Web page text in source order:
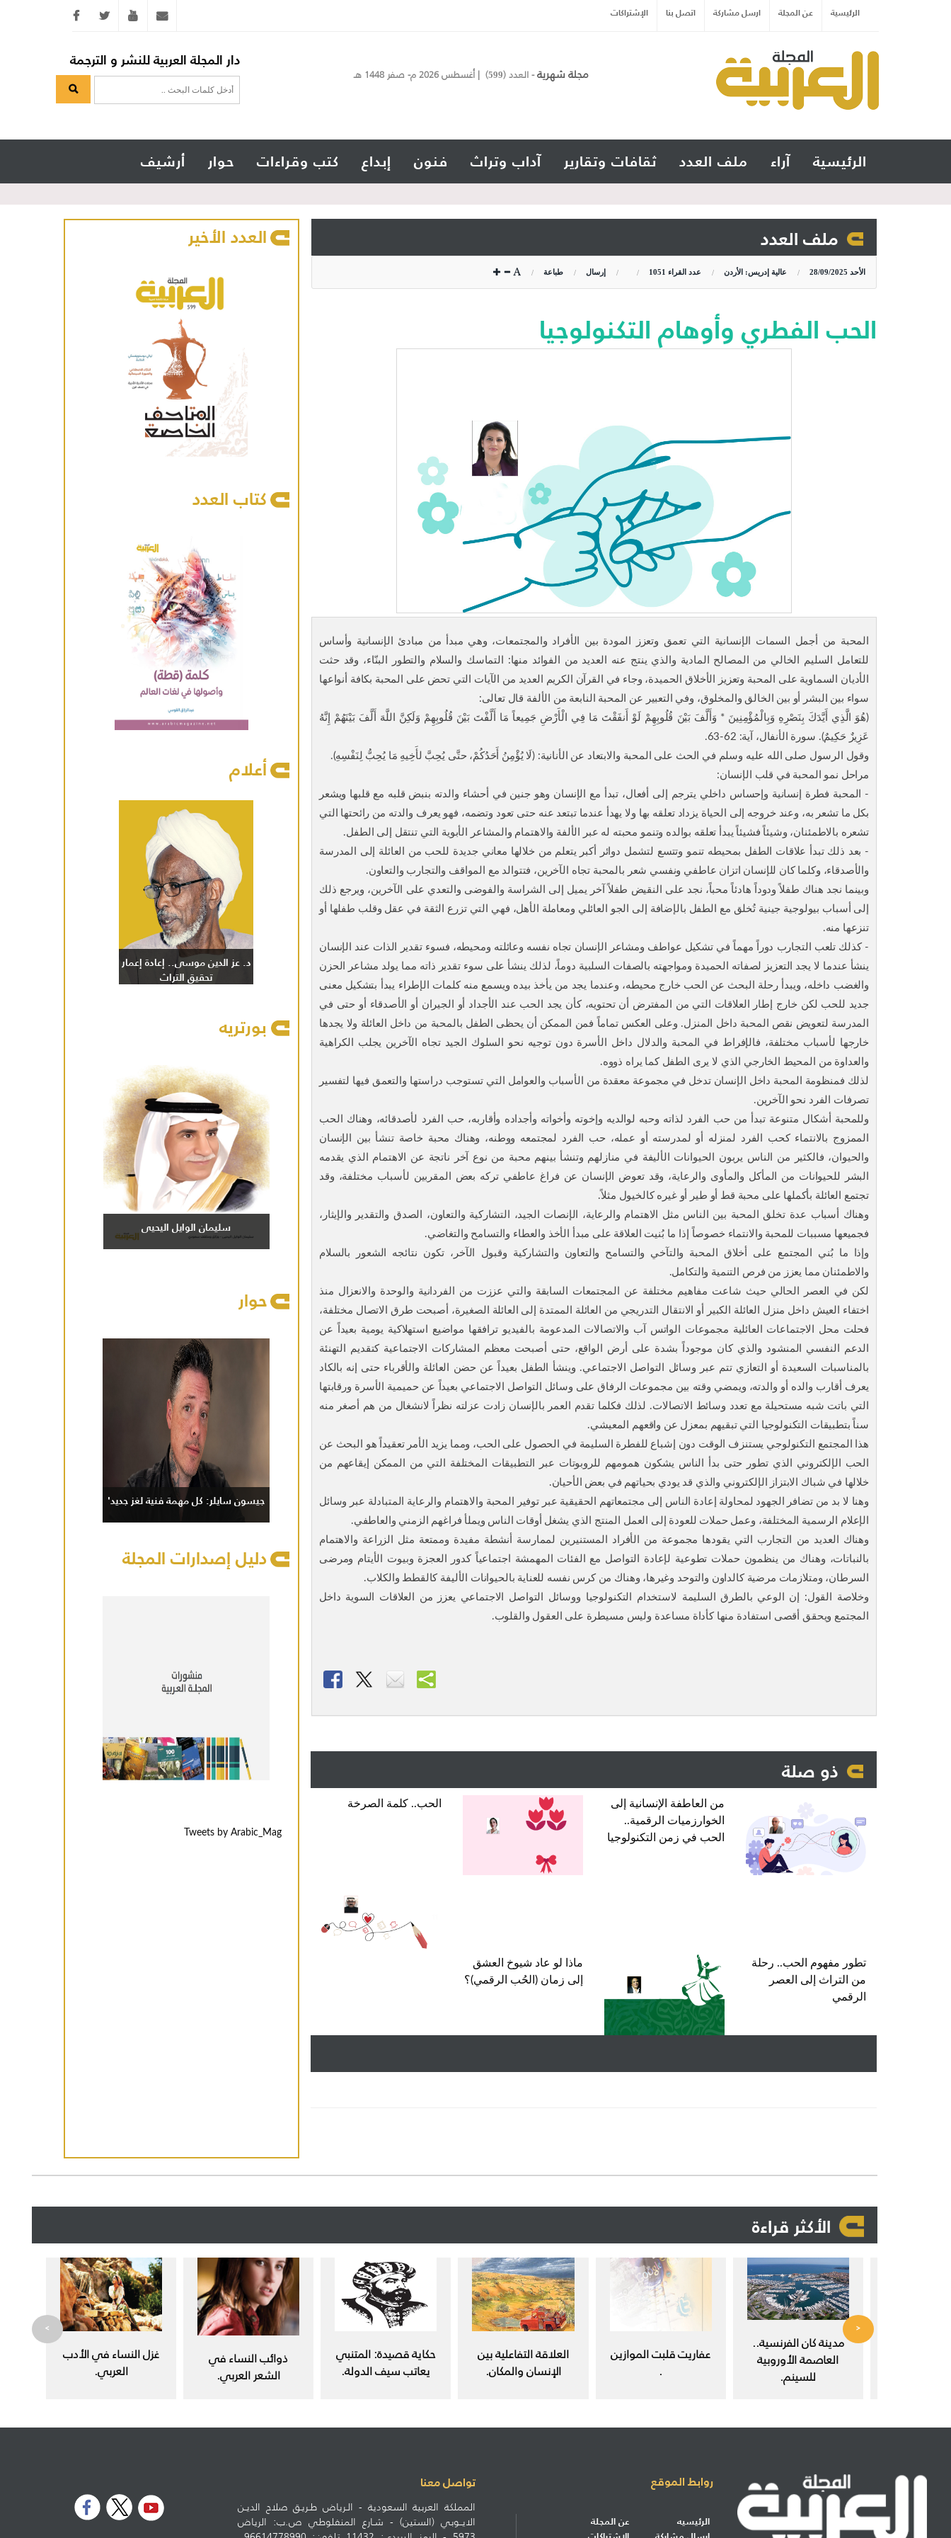
الرئيسية عن المجلة ارسل مشاركة اتصل بنا الإشتراكات
مجلة شهرية- العدد (599) | أغسطس 2026 م- صفر 1448 هـ
دار المجلة العربية للنشر و الترجمة
الرئيسية آراء ملف العدد ثقافات وتقارير آداب وتراث فنون إبداع كتب وقراءات حوار أرشيف
ملف العدد
الأحد 28/09/2025 عالية إدريس: الأردن عدد القراء 1051 إرسال طباعة
الحب الفطري وأوهام التكنولوجيا
المحبة من أجمل السمات الإنسانية التي تعمق وتعزز المودة بين الأفراد والمجتمعات، وهي مبدأ من مبادئ الإنسانية وأساس
للتعامل السليم الخالي من المصالح المادية والذي ينتج عنه العديد من الفوائد منها: التماسك والسلام والتطور البنّاء، وقد حثت
الأديان السماوية على المحبة وتعزيز الأخلاق الحميدة، وجاء في القرآن الكريم العديد من الآيات التي تحض على المحبة بكافة أنواعها
سواء بين البشر أو بين الخالق والمخلوق، وفي التعبير عن المحبة النابعة من الألفة قال تعالى:
(هُوَ الَّذِي أَيَّدَكَ بِنَصْرِهِ وَبِالْمُؤْمِنِينَ * وَأَلَّفَ بَيْنَ قُلُوبِهِمْ لَوْ أَنفَقْتَ مَا فِي الْأَرْضِ جَمِيعاً مَا أَلَّفْتَ بَيْنَ قُلُوبِهِمْ وَلَكِنَّ اللَّهَ أَلَّفَ بَيْنَهُمْ إِنَّهُ
عَزِيزٌ حَكِيمٌ). سورة الأنفال، آية: 62-63.
وقول الرسول صلى الله عليه وسلم في الحث على المحبة والابتعاد عن الأنانية: (لَا يُؤْمِنُ أَحَدُكُمْ، حتَّى يُحِبَّ لأَخِيهِ مَا يُحِبُّ لِنَفْسِهِ).
مراحل نمو المحبة في قلب الإنسان:
- المحبة فطرة إنسانية وإحساس داخلي يترجم إلى أفعال، تبدأ مع الإنسان وهو جنين في أحشاء والدته بنبض قلبه مع قلبها ويشعر
بكل ما تشعر به، وعند خروجه إلى الحياة يزداد تعلقه بها ولا يهدأ عندما تبتعد عنه حتى تعود وتضمه، فهو يعرف والدته من رائحتها التي
تشعره بالاطمئنان، وشيئاً فشيئاً يبدأ تعلقه بوالده وتنمو محبته له عبر الألفة والاهتمام والمشاعر الأبوية التي تنتقل إلى الطفل.
- بعد ذلك تبدأ علاقات الطفل بمحيطه تنمو وتتسع لتشمل دوائر أكبر يتعلم من خلالها معاني جديدة للحب من العائلة إلى المدرسة
والأصدقاء، وكلما كان للإنسان اتزان عاطفي ونفسي شعر بالمحبة تجاه الآخرين، فتتوالد مع المواقف والتجارب والتعاون.
وبينما نجد هناك طفلاً ودوداً هادئاً محباً، نجد على النقيض طفلاً آخر يميل إلى الشراسة والفوضى والتعدي على الآخرين، ويرجع ذلك
إلى أسباب بيولوجية جينية تُخلق مع الطفل بالإضافة إلى الجو العائلي ومعاملة الأهل، فهي التي تزرع الثقة في عقل وقلب طفلها أو
تنزعها منه.
- كذلك تلعب التجارب دوراً مهماً في تشكيل عواطف ومشاعر الإنسان تجاه نفسه وعائلته ومحيطه، فسوء تقدير الذات عند الإنسان
ينشأ عندما لا يجد التعزيز لصفاته الحميدة ومواجهته بالصفات السلبية دوماً، لذلك ينشأ على سوء تقدير ذاته مما يولد مشاعر الحزن
والغضب داخله، ويبدأ رحلة البحث عن الحب خارج محيطه، وعندما يجد من يأخذ بيده ويسمع منه كلمات الإطراء يبدأ بتشكيل معنى
جديد للحب لكن خارج إطار العلاقات التي من المفترض أن تحتويه، كأن يجد الحب عند الأجداد أو الجيران أو الأصدقاء أو حتى في
المدرسة لتعويض نقص المحبة داخل المنزل. وعلى العكس تماماً فمن الممكن أن يحظى الطفل بالمحبة من داخل العائلة ولا يجدها
خارجها لأسباب مختلفة، فالإفراط في المحبة والدلال داخل الأسرة دون توجيه نحو السلوك الجيد تجاه الآخرين يجلب الكراهية
والعداوة من المحيط الخارجي الذي لا يرى الطفل كما يراه ذووه.
لذلك فمنظومة المحبة داخل الإنسان تدخل في مجموعة معقدة من الأسباب والعوامل التي تستوجب دراستها والتعمق فيها لتفسير
تصرفات الفرد نحو الآخرين.
وللمحبة أشكال متنوعة تبدأ من حب الفرد لذاته وحبه لوالديه وإخوته وأخواته وأجداده وأقاربه، حب الفرد لأصدقائه، وهناك الحب
الممزوج بالانتماء كحب الفرد لمنزله أو لمدرسته أو عمله، حب الفرد لمجتمعه ووطنه، وهناك محبة خاصة تنشأ بين الإنسان
والحيوان، فالكثير من الناس يربون الحيوانات الأليفة في منازلهم وتنشأ بينهم محبة من نوع آخر ناتجة عن الاهتمام الذي يقدمه
البشر للحيوانات من المأكل والمأوى والرعاية، وقد تعوض الإنسان عن فراغ عاطفي تركه بعض المقربين لأسباب مختلفة، وقد
تجتمع العائلة بأكملها على محبة قط أو طير أو غيره كالخيول مثلاً.
وهناك أسباب عدة تخلق المحبة بين الناس مثل الاهتمام والرعاية، الإنصات الجيد، التشاركية والتعاون، الصدق والتقدير والإيثار،
فجميعها مسببات للمحبة والانتماء خصوصاً إذا ما بُنيت العلاقة على مبدأ الأخذ والعطاء والتسامح والتغاضي.
وإذا ما بُني المجتمع على أخلاق المحبة والتآخي والتسامح والتعاون والتشاركية وقبول الآخر، تكون نتائجه الشعور بالسلام
والاطمئنان مما يعزز من فرص التنمية والتكامل.
لكن في العصر الحالي حيث شاعت مفاهيم مختلفة عن المجتمعات السابقة والتي عززت من الفردانية والوحدة والانعزال منذ
اختفاء العيش داخل منزل العائلة الكبير أو الانتقال التدريجي من العائلة الممتدة إلى العائلة الصغيرة، أصبحت طرق الاتصال مختلفة،
فحلت محل الاجتماعات العائلية مجموعات الواتس آب والاتصالات المدعومة بالفيديو ترافقها مواضيع استهلاكية يومية بعيداً عن
الدعم النفسي المنشود والذي كان موجوداً بشدة على أرض الواقع، حتى أصبحت معظم المشاركات الاجتماعية كتقديم التهنئة
بالمناسبات السعيدة أو التعازي تتم عبر وسائل التواصل الاجتماعي. وينشأ الطفل بعيداً عن حضن العائلة والأقرباء حتى إنه بالكاد
يعرف أقارب والده أو والدته، ويمضي وقته بين مجموعات الرفاق على وسائل التواصل الاجتماعي بعيداً عن حميمية الأسرة ورقابتها
التي باتت شبه مستحيلة مع تعدد وسائط الاتصالات. لذلك فكلما تقدم العمر بالإنسان زادت عزلته نظراً لانشغال من هم أصغر منه
سناً بتطبيقات التكنولوجيا التي تبقيهم بمعزل عن واقعهم المعيشي.
هذا المجتمع التكنولوجي يستنزف الوقت دون إشباع للفطرة السليمة في الحصول على الحب، ومما يزيد الأمر تعقيداً هو البحث عن
الحب الإلكتروني الذي تطور حتى بدأ الناس يشكون همومهم للروبوتات عبر التطبيقات المختلفة التي من الممكن إيقاعهم من
خلالها في شباك الابتزاز الإلكتروني والذي قد يودي بحياتهم في بعض الأحيان.
وهنا لا بد من تضافر الجهود لمحاولة إعادة الناس إلى مجتمعاتهم الحقيقية عبر توفير المحبة والاهتمام والرعاية المتبادلة عبر وسائل
الإعلام الرسمية المختلفة، وعمل حملات للعودة إلى العمل المنتج الذي يشغل أوقات الناس ويملأ فراغهم الزمني والعاطفي.
وهناك العديد من التجارب التي يقودها مجموعة من الأفراد المستنيرين لممارسة أنشطة مفيدة وممتعة مثل الزراعة والاهتمام
بالنباتات، وهناك من ينظمون حملات تطوعية لإعادة التواصل مع الفئات المهمشة اجتماعياً كدور العجزة وبيوت الأيتام ومرضى
السرطان، ومتلازمات مرضية كالداون والتوحد وغيرها، وهناك من كرس نفسه للعناية بالحيوانات الأليفة كالقطط والكلاب.
وخلاصة القول: إن الوعي بالطرق السليمة لاستخدام التكنولوجيا ووسائل التواصل الاجتماعي يعزز من العلاقات السوية داخل
المجتمع ويحقق أقصى استفادة منها كأداة مساعدة وليس مسيطرة على العقول والقلوب.
ذو صلة
من العاطفة الإنسانية إلى
الخوارزميات الرقمية..
الحب في زمن التكنولوجيا
الحب.. كلمة الصرخة
تطور مفهوم الحب.. رحلة
من التراث إلى العصر
الرقمي
ماذا لو عاد شيوخ العشق
إلى زمان (الحُب الرقمي)؟
العدد الأخير
كتاب العدد
أعلام
د. عز الدين موسى.. إعادة إعمار
تحقيق التراث
بورتريه
سليمان الوايل اليحيى
حوار
جيسون سايلر: كل مهمة فنية لغز جديد'
دليل إصدارات المجلة
الأكثر قراءة
غزل النساء في الأدب
العربي.
ذوائب النساء في
الشعر العربي.
حكاية قصيدة: المتنبي
يعاتب سيف الدولة.
العلاقة التفاعلية بين
الإنسان والمكان.
عفاريت قلبت الموازين
.
مدينة كان الفرنسية..
العاصمة الأوروبية
للسينم.
<
>
روابط الموقع
الرئيسيه
عن المجلة
تواصل معنا
المملكة العربية السعودية - الـرياض طـريـق صلاح الديـن
الايــوبي (الستين) - شـارع المنفلوطي ص.ب: الرياض